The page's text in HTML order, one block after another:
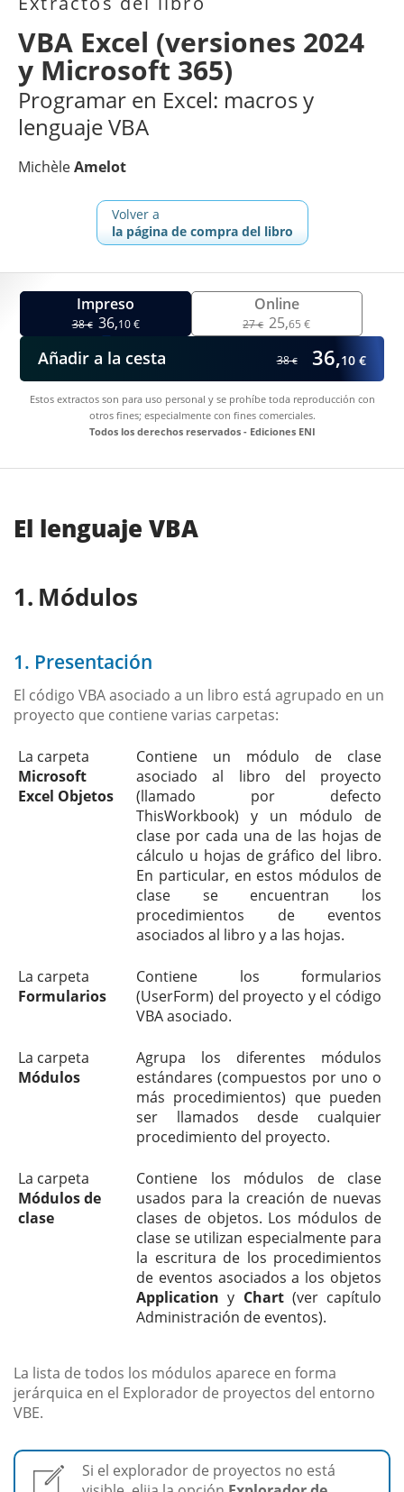
VBA Excel (versiones 2024
y Microsoft 365)
Programar en Excel: macros y
lenguaje VBA
MichèleAmelot
Volver a
la página de compra del libro
Impreso
38€ 36,10 €
Online
27€ 25,65 €
Añadir a la cesta 38€ 36,10 €
Estos extractos son para uso personal y se prohíbe toda reproducción con
otros fines; especialmente con fines comerciales.
Todos los derechos reservados - Ediciones ENI
El lenguaje VBA
Módulos
1. Presentación
El código VBA asociado a un libro está agrupado en un
proyecto que contiene varias carpetas:
La carpeta
Microsoft
Excel Objetos
Contiene un módulo de clase
asociado al libro del proyecto
(llamado por defecto
ThisWorkbook) y un módulo de
clase por cada una de las hojas de
cálculo u hojas de gráfico del libro.
En particular, en estos módulos de
clase se encuentran los
procedimientos de eventos
asociados al libro y a las hojas.
La carpeta
Formularios
Contiene los formularios
(UserForm) del proyecto y el código
VBA asociado.
La carpeta
Módulos
Agrupa los diferentes módulos
estándares (compuestos por uno o
más procedimientos) que pueden
ser llamados desde cualquier
procedimiento del proyecto.
La carpeta
Módulos de
clase
Contiene los módulos de clase
usados para la creación de nuevas
clases de objetos. Los módulos de
clase se utilizan especialmente para
la escritura de los procedimientos
de eventos asociados a los objetos
Application y Chart(ver capítulo
Administración de eventos).
La lista de todos los módulos aparece en forma
jerárquica en el Explorador de proyectos del entorno
VBE.
Si el explorador de proyectos no está